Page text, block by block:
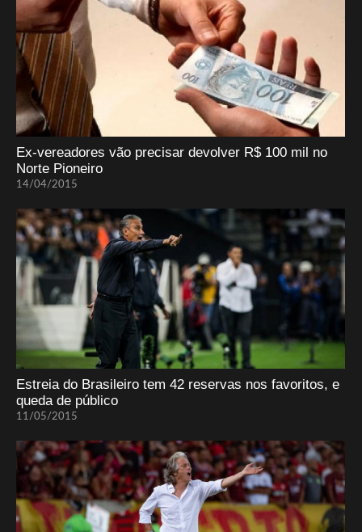
Ex-vereadores vão precisar devolver R$ 100 mil no
Norte Pioneiro
14/04/2015
Estreia do Brasileiro tem 42 reservas nos favoritos, e
queda de público
11/05/2015